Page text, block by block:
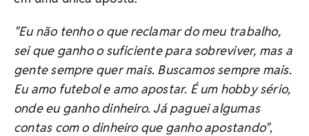
"Eu não tenho o que reclamar do meu trabalho,
sei que ganho o suficiente para sobreviver, mas a
gente sempre quer mais. Buscamos sempre mais.
Eu amo futebol e amo apostar. É um hobby sério,
onde eu ganho dinheiro. Já paguei algumas
contas com o dinheiro que ganho apostando",